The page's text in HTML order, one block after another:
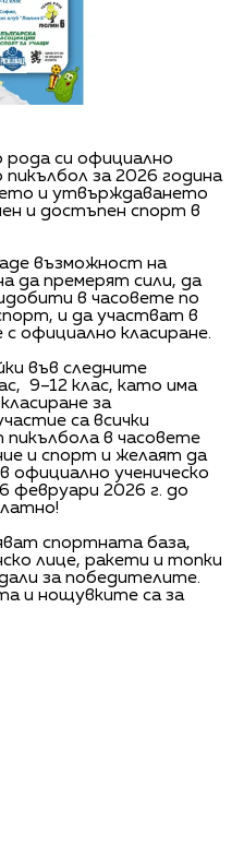
си официално
пикълбол за 2026 година
и утвърждаването
и достъпен спорт в
възможност на
да премерят сили, да
в часовете по
и да участват в
официално класиране.
във следните
9–12 клас, като има
за
са всички
в часовете
и спорт и желаят да
официално ученическо
февруари 2026 г. до
спортната база,
лице, ракети и топки
за победителите.
и нощувките са за